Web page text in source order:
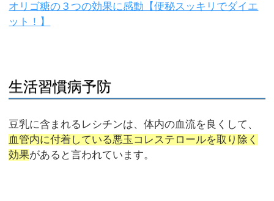
オリゴ糖の３つの効果に感動【便秘スッキリでダイエ
ット！】
生活習慣病予防
豆乳に含まれるレシチンは、体内の血流を良くして、
血管内に付着している悪玉コレステロールを取り除く
効果があると言われています。